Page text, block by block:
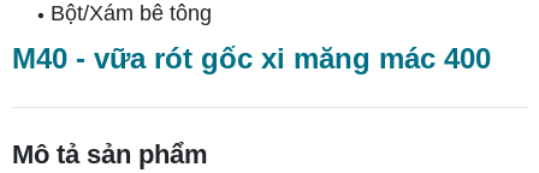
• Bột/Xám bê tông
M40 - vữa rót gốc xi măng mác 400
Mô tả sản phẩm